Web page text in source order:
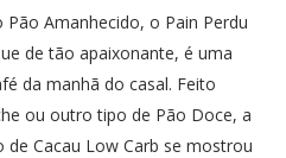
Amanhecido, o Pain Perdu
de tão apaixonante, é uma
da manhã do casal. Feito
ou outro tipo de Pão Doce, a
Cacau Low Carb se mostrou